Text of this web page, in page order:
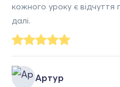
кожного уроку є відчуття
далі.
Артур